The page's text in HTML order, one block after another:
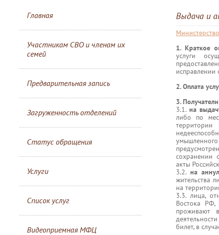
Главная
Участникам СВО и членам их
семей
Предварительная запись
Загруженность отделений
Статус обращения
Услуги
Список услуг
Видеоприемная МФЦ
Выдача и
1. Краткое
услуги
исправлении
2. Оплата
3.
3.1. на
либо по
сохранении
акты
3.2.на
жительства
на
3.3. лица,
Востока
проживают
билет, в